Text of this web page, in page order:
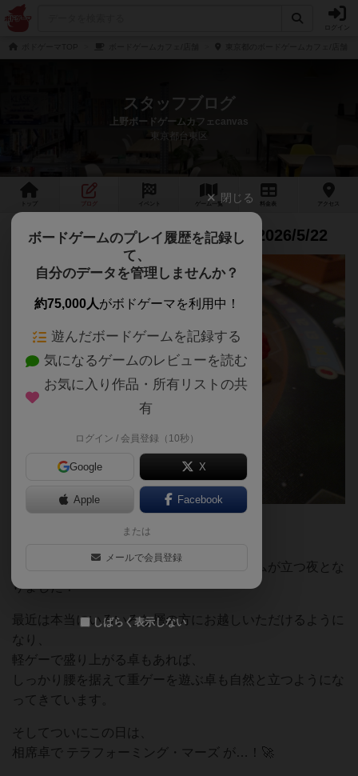
スタッフブログ
上野ボードゲームカフェcanvas
東京都台東区
ゲーム 一覧 料金 アクセス
The Boardgame Partyレポート｜2026/5/22
5/22(金)も毎週恒例のボドパ開催でした！
軽・中・重、バランス良くさまざまなゲームが立つ夜とな
りました！
最近は本当にいろいろな層の方にお越しいただけるように
なり、
軽ゲーで盛り上がる卓もあれば、
しっかり腰を据えて重ゲーを遊ぶ卓も自然と立つようにな
ってきています。
そしてついにこの日は、
相席卓で テラフォーミング・マーズ が…！🚀
閉じる
ボードゲームのプレイ履歴を記録し
て、
自分のデータを管理しませんか？
約75,000人がボドゲーマを利用中！
遊んだボードゲームを記録する
気になるゲームのレビューを読む
お気に入り作品・所有リストの共
有
ログイン / 会員登録（10秒）
Google X
Apple Facebook
または
メールで会員登録
しばらく表示しない